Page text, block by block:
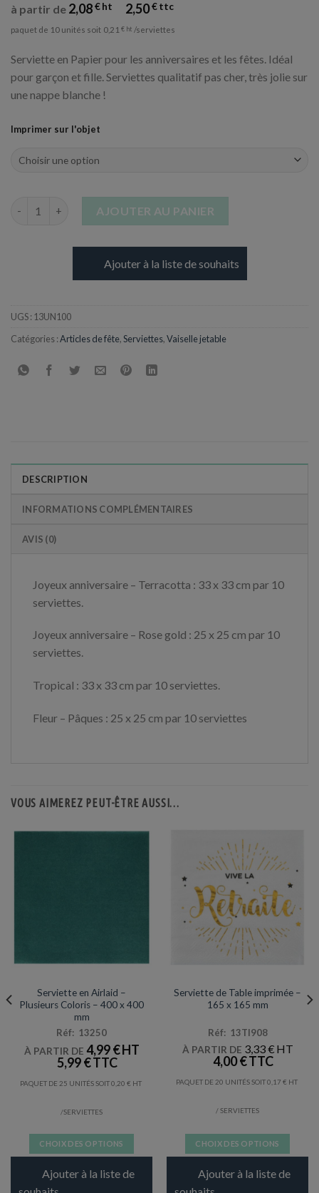
à partir de 2,08€ 2,50€
paquet de 10 unités soit 0,21 € /serviettes
Serviette en Papier pour les anniversaires et les fêtes. Idéal
pour garçon et fille. Serviettes qualitatif pas cher, très jolie sur
une nappe blanche !
Imprimer sur l'objet
AJOUTER AU PANIER
Ajouter à la liste de souhaits
UGS : 13UN100
Catégories :Articles de fête,Serviettes,Vaiselle jetable
DESCRIPTION
INFORMATIONS COMPLÉMENTAIRES
AVIS (0)
Joyeux anniversaire – Terracotta : 33 x 33 cm par 10
serviettes.
Joyeux anniversaire – Rose gold : 25 x 25 cm par 10
serviettes.
Tropical : 33 x 33 cm par 10 serviettes.
Fleur – Pâques : 25 x 25 cm par 10 serviettes
VOUS AIMEREZ PEUT-ÊTRE AUSSI…
Serviette en Airlaid –
Plusieurs Coloris – 400 x 400
mm
Réf: 13250
À PARTIR DE 4,99€
5,99€
PAQUET DE 25 UNITÉS SOIT0,20 €
/SERVIETTES
CHOIX DES OPTIONS
Ce
produit
Ajouter à la liste de
Serviette de Table imprimée –
165 x 165 mm
Réf: 13TI908
À PARTIR DE 3,33€
4,00€
PAQUET DE 20 UNITÉS SOIT0,17 €
/ SERVIETTES
CHOIX DES OPTIONS
Ce
produit
Ajouter à la liste de